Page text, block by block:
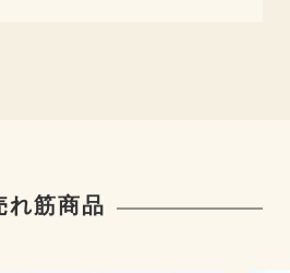
れ筋商品